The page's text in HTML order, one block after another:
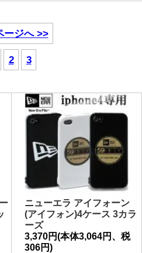
ージへ >>
2 3
ニューエラ アイフォーン
(アイフォン)4ケース 3カラ
ーズ
3,370円(本体3,064円、税
306円)